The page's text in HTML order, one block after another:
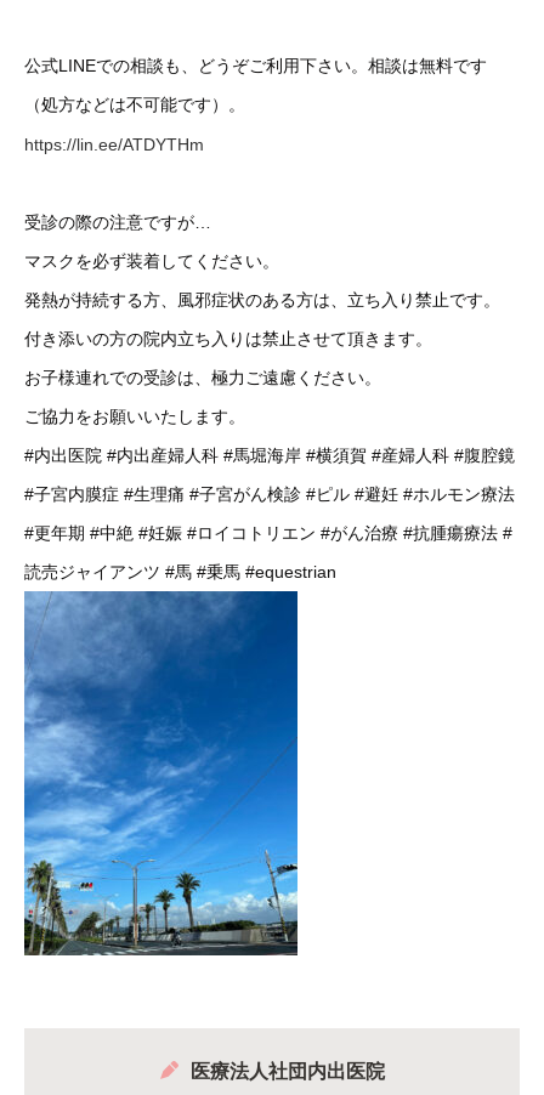
公式LINEでの相談も、どうぞご利用下さい。相談は無料です
（処方などは不可能です）。
https://lin.ee/ATDYTHm
受診の際の注意ですが…
マスクを必ず装着してください。
発熱が持続する方、風邪症状のある方は、立ち入り禁止です。
付き添いの方の院内立ち入りは禁止させて頂きます。
お子様連れでの受診は、極力ご遠慮ください。
ご協力をお願いいたします。
#内出医院 #内出産婦人科 #馬堀海岸 #横須賀 #産婦人科 #腹腔鏡
#子宮内膜症 #生理痛 #子宮がん検診 #ピル #避妊 #ホルモン療法
#更年期 #中絶 #妊娠 #ロイコトリエン #がん治療 #抗腫瘍療法 #
読売ジャイアンツ #馬 #乗馬 #equestrian
医療法人社団内出医院